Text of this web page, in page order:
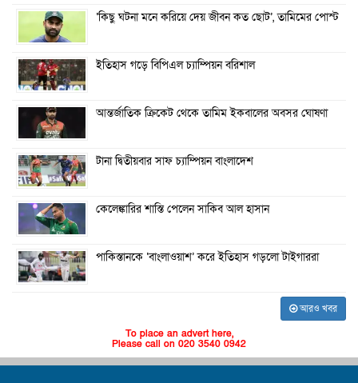
‘কিছু ঘটনা মনে করিয়ে দেয় জীবন কত ছোট’, তামিমের পোস্ট
ইতিহাস গড়ে বিপিএল চ্যাম্পিয়ন বরিশাল
আন্তর্জাতিক ক্রিকেট থেকে তামিম ইকবালের অবসর ঘোষণা
টানা দ্বিতীয়বার সাফ চ্যাম্পিয়ন বাংলাদেশ
কেলেঙ্কারির শাস্তি পেলেন সাকিব আল হাসান
পাকিস্তানকে ‘বাংলাওয়াশ’ করে ইতিহাস গড়লো টাইগাররা
আরও খবর
To place an advert here,
Please call on 020 3540 0942